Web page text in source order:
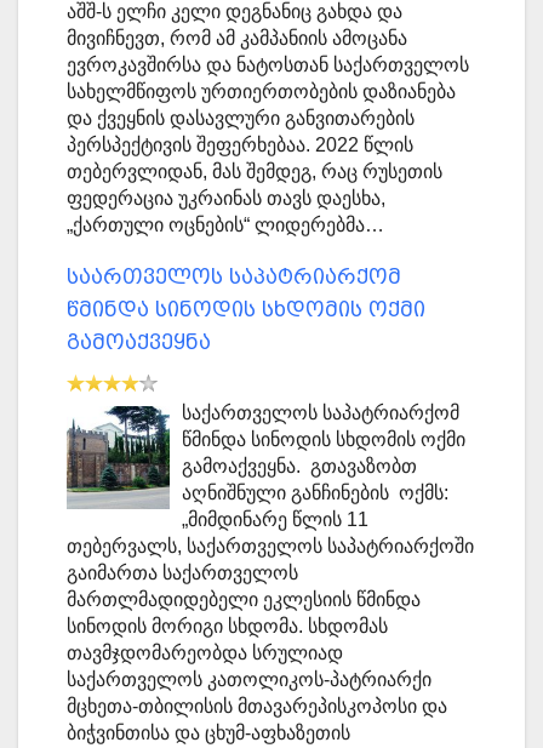
აშშ-ს ელჩი კელი დეგნანიც გახდა და
მივიჩნევთ, რომ ამ კამპანიის ამოცანა
ევროკავშირსა და ნატოსთან საქართველოს
სახელმწიფოს ურთიერთობების დაზიანება
და ქვეყნის დასავლური განვითარების
პერსპექტივის შეფერხებაა. 2022 წლის
თებერვლიდან, მას შემდეგ, რაც რუსეთის
ფედერაცია უკრაინას თავს დაესხა,
„ქართული ოცნების“ ლიდერებმა…
საართველოს საპატრიარქომ
წმინდა სინოდის სხდომის ოქმი
გამოაქვეყნა
საქართველოს საპატრიარქომ
წმინდა სინოდის სხდომის ოქმი
გამოაქვეყნა. გთავაზობთ
აღნიშნული განჩინების ოქმს:
„მიმდინარე წლის 11
თებერვალს, საქართველოს საპატრიარქოში
გაიმართა საქართველოს
მართლმადიდებელი ეკლესიის წმინდა
სინოდის მორიგი სხდომა. სხდომას
თავმჯდომარეობდა სრულიად
საქართველოს კათოლიკოს-პატრიარქი
მცხეთა-თბილისის მთავარეპისკოპოსი და
ბიჭვინთისა და ცხუმ-აფხაზეთის